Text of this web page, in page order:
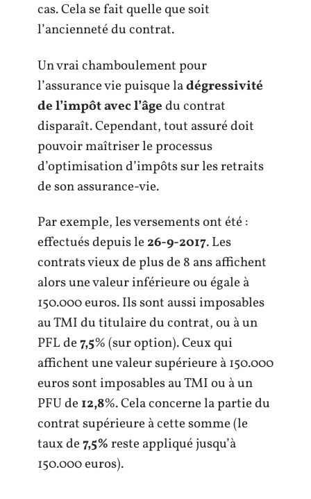
cas. Cela se fait quelle que soit
l’ancienneté du contrat.
Un vrai chamboulement pour
l’assurance vie puisque ladégressivité
de l’impôt avec l’âgedu contrat
disparaît. Cependant, tout assuré doit
pouvoir maîtriser le processus
d’optimisation d’impôts sur les retraits
de son assurance-vie.
Par exemple, les versements ont été :
effectués depuis le26-9-2017. Les
contrats vieux de plus de 8 ans affichent
alors une valeur inférieure ou égale à
150.000 euros. Ils sont aussi imposables
au TMI du titulaire du contrat, ou à un
PFL de7,5% (sur option). Ceux qui
affichent une valeur supérieure à 150.000
euros sont imposables au TMI ou à un
PFU de12,8%. Cela concerne la partie du
contrat supérieure à cette somme (le
taux de7,5%reste appliqué jusqu’à
150.000 euros).